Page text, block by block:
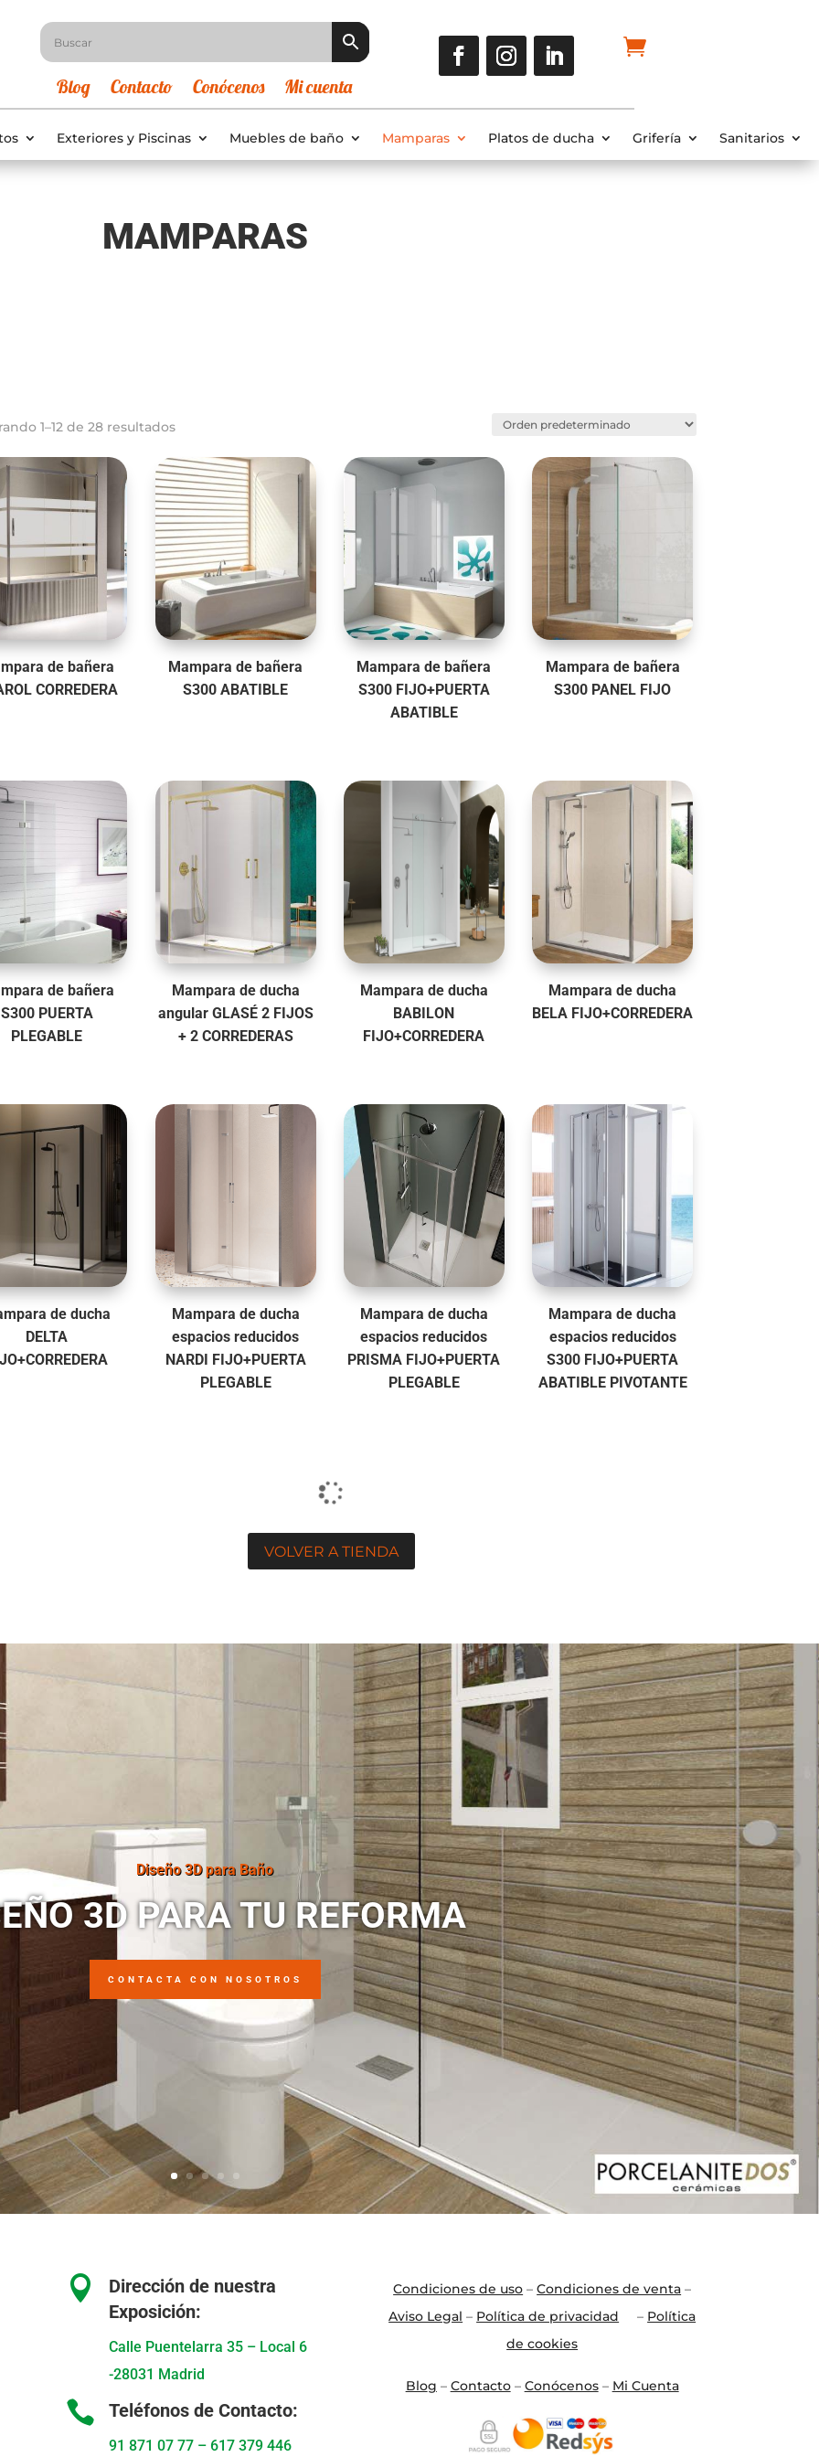
Blog Contacto Conócenos Mi cuenta
Exteriores y Piscinas Muebles de baño Mamparas Platos de ducha Grifería Sanitarios
MAMPARAS
1–24 de 28 resultados
de bañera
CORREDERA
Mampara de bañera
S300 ABATIBLE
Mampara de bañera
S300 FIJO+PUERTA
ABATIBLE
Mampara de bañera
S300 PANEL FIJO
de bañera
S300 PUERTA
PLEGABLE
Mampara de ducha
angular GLASÉ 2 FIJOS
+ 2 CORREDERAS
Mampara de ducha
BABILON
FIJO+CORREDERA
Mampara de ducha
BELA FIJO+CORREDERA
de ducha
DELTA
Mampara de ducha
espacios reducidos
NARDI FIJO+PUERTA
PLEGABLE
Mampara de ducha
espacios reducidos
PRISMA FIJO+PUERTA
PLEGABLE
Mampara de ducha
espacios reducidos
S300 FIJO+PUERTA
ABATIBLE PIVOTANTE
FIJO NEGRO
Mampara de ducha
CUADROS
Mampara de ducha
FRESH FIJO NEGRO
LÍNEAS
Mampara de ducha
FRESH FIJO NEGRO
PERIMETRAL
de ducha
FIJO Vidrio
Mampara de ducha
FIJO+CORREDERA
Mampara de ducha
LUNA
FIJO+CORREDERA
Mampara de ducha
MOKA
FIJO+CORREDERA
de ducha
Mampara de ducha ONE
Mampara de ducha
Mampara de ducha